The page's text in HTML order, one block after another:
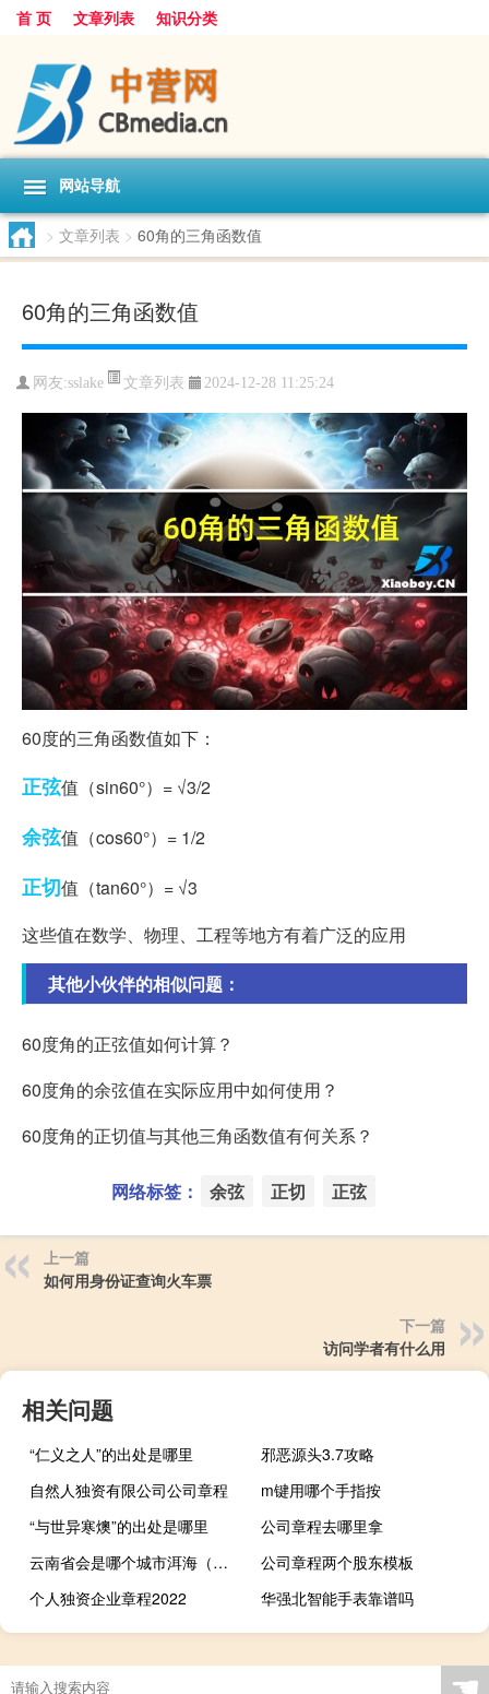
首 页 文章列表 知识分类
网站导航
> 文章列表 > 60角的三角函数值
60角的三角函数值
网友:sslake 文章列表 2024-12-28 11:25:24
60度的三角函数值如下：
正弦值（sin60°）= √3/2
余弦值（cos60°）= 1/2
正切值（tan60°）= √3
这些值在数学、物理、工程等地方有着广泛的应用
其他小伙伴的相似问题：
60度角的正弦值如何计算？
60度角的余弦值在实际应用中如何使用？
60度角的正切值与其他三角函数值有何关系？
网络标签： 余弦 正切 正弦
上一篇
如何用身份证查询火车票
下一篇
访问学者有什么用
相关问题
“仁义之人”的出处是哪里
邪恶源头3.7攻略
自然人独资有限公司公司章程
m键用哪个手指按
“与世异寒燠”的出处是哪里
公司章程去哪里拿
云南省会是哪个城市洱海（云南省会是哪个城市）
公司章程两个股东模板
个人独资企业章程2022
华强北智能手表靠谱吗